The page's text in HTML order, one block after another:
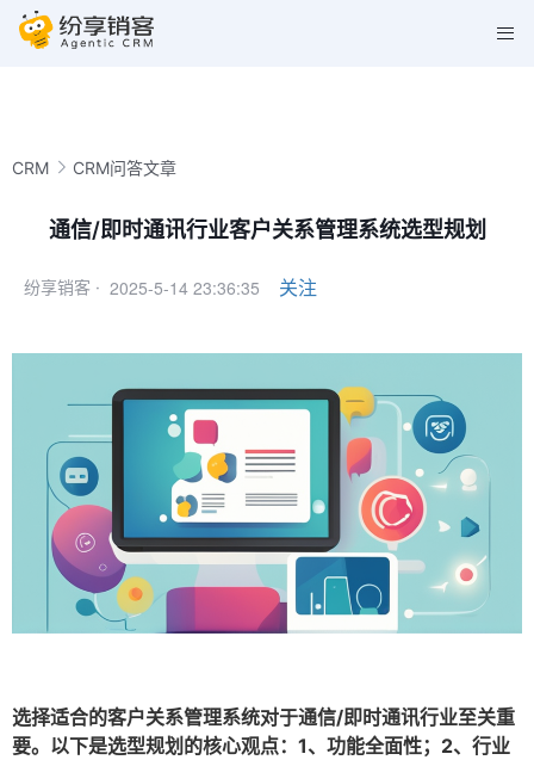
CRM CRM问答文章
通信/即时通讯行业客户关系管理系统选型规划
纷享销客 · 2025-5-14 23:36:35 关注
选择适合的客户关系管理系统对于通信/即时通讯行业至关重
要。以下是选型规划的核心观点：1、功能全面性；2、行业